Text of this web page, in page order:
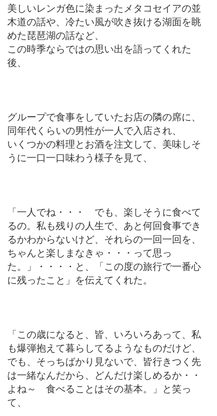
美しいレンガ色に染まったメタコセイアの並
木道の話や、冷たい風が吹き抜ける湖面を眺
めた琵琶湖の話など、
この時季ならではの思い出を語ってくれた
後、
グループで食事をしていたお店の隣の席に、
同年代くらいの男性が一人で入店され、
いくつかの料理とお酒を注文して、美味しそ
うに一口一口味わう様子を見て、
「一人でね・・・ でも、楽しそうに食べて
るの。私も残りの人生で、あと何回食事でき
るかわからないけど、それらの一回一回を、
ちゃんと楽しまなきゃ・・・って思っ
た。」・・・・と、「この度の旅行で一番心
に残ったこと」を伝えてくれた。
「この歳になると、皆、いろいろあって、私
も爆弾抱えて暮らしてるようなものだけど、
でも、そっちばかり見ないで、皆行きつく先
は一緒なんだから、どんだけ楽しめるか・・
よね～ 食べることはその基本。」と笑っ
て、